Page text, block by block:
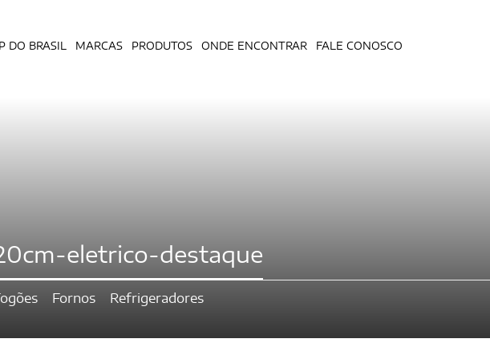
DO BRASIL MARCAS PRODUTOS ONDE ENCONTRAR FALE CONOSCO
eletrico-destaque
Fornos Refrigeradores